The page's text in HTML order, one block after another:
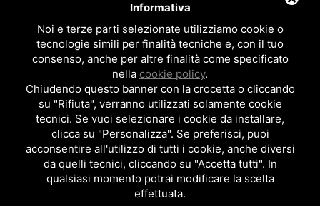
Supporto Tecnico Clienti: assistenza@svar1951.it
Fax: 041 532.73.01
Indirizzo: S.V.A.R. - Via Cappuccina n° 181 - 30172 Mestre VE
ITALY
P.I : 01971310279
ISCRIZIONE R.E.A. N. 189009
Per essere contattato da un nostro
rappresentante clicca qui
Informativa
Noi e terze parti selezionate utilizziamo cookie o
tecnologie simili per finalità tecniche e, con il tuo
consenso, anche per altre finalità come specificato
nella cookie policy.
Chiudendo questo banner con la crocetta o cliccando
su "Rifiuta", verranno utilizzati solamente cookie
tecnici. Se vuoi selezionare i cookie da installare,
clicca su "Personalizza". Se preferisci, puoi
acconsentire all'utilizzo di tutti i cookie, anche diversi
da quelli tecnici, cliccando su "Accetta tutti". In
qualsiasi momento potrai modificare la scelta
effettuata.